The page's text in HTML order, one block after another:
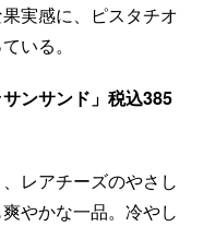
実感に、ピスタチオ
いる。
ンサンド」税込385
レアチーズのやさし
やかな一品。冷やし